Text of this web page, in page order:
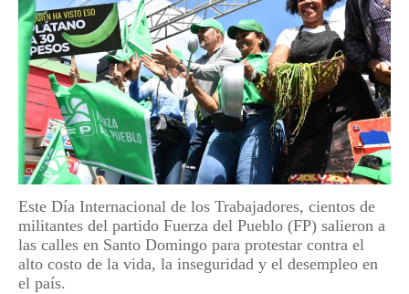
Este Día Internacional de los Trabajadores, cientos de
militantes del partido Fuerza del Pueblo (FP) salieron a
las calles en Santo Domingo para protestar contra el
alto costo de la vida, la inseguridad y el desempleo en
el país.